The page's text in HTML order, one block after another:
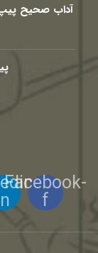
آداب صحیح
Facebook-
f